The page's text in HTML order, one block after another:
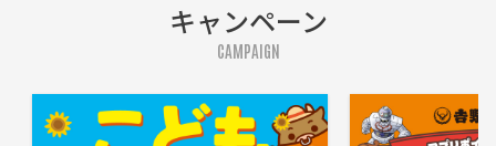
キャンペーン
CAMPAIGN